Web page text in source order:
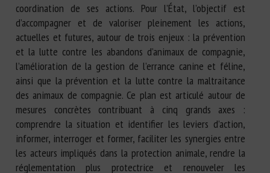
coordination de ses actions. Pour l’État, l’objectif est
d’accompagner et de valoriser pleinement les actions,
actuelles et futures, autour de trois enjeux : la prévention
et la lutte contre les abandons d’animaux de compagnie,
l’amélioration de la gestion de l’errance canine et féline,
ainsi que la prévention et la lutte contre la maltraitance
des animaux de compagnie. Ce plan est articulé autour de
mesures concrètes contribuant à cinq grands axes :
comprendre la situation et identifier les leviers d’action,
informer, interroger et former, faciliter les synergies entre
les acteurs impliqués dans la protection animale, rendre la
réglementation plus protectrice et renouveler les